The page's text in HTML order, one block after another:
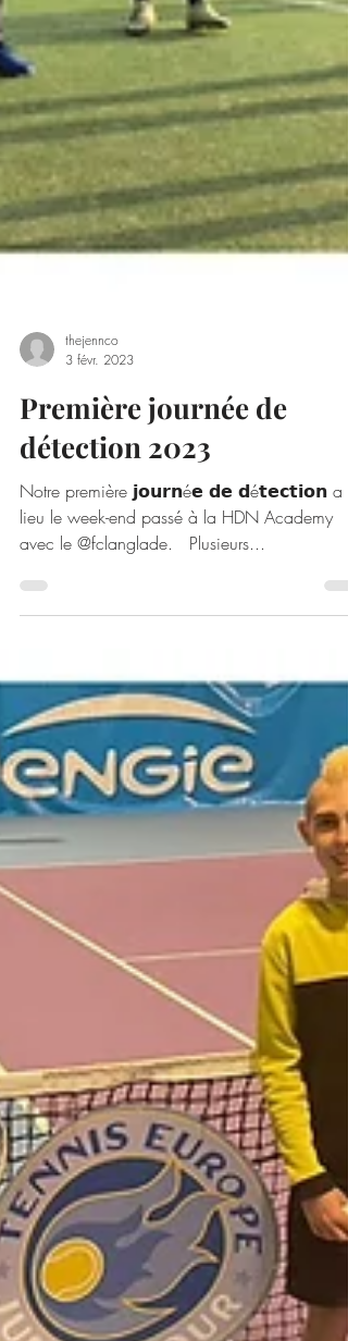
thejennco
3 févr. 2023
Première journée de
détection 2023
Notre première 𝗷𝗼𝘂𝗿𝗻é𝗲 𝗱𝗲 𝗱é𝘁𝗲𝗰𝘁𝗶𝗼𝗻 a
lieu le week-end passé à la HDN Academy